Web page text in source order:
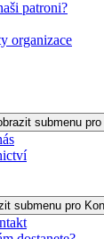
patroni?
organizace
submenu
submenu pro